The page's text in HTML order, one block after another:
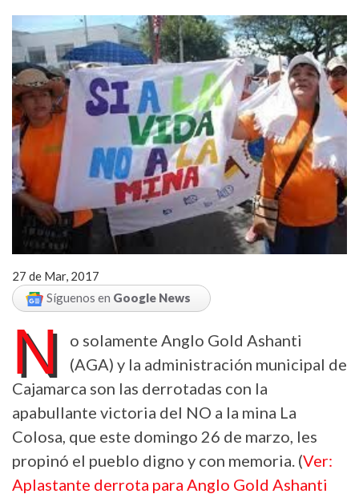
27 de Mar, 2017
Síguenos en Google News
N
o solamente Anglo Gold Ashanti
(AGA) y la administración municipal de
Cajamarca son las derrotadas con la
apabullante victoria del NO a la mina La
Colosa, que este domingo 26 de marzo, les
propinó el pueblo digno y con memoria. (Ver:
Aplastante derrota para Anglo Gold Ashanti